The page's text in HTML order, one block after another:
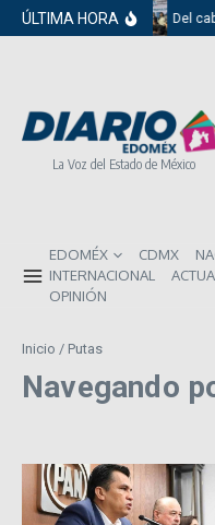
Saltar al contenido
ÚLTIMA HORA Del
La Voz del Estado de México
EDOMÉX CDMX
INTERNACIONAL
OPINIÓN
Inicio / Putas
Navegando